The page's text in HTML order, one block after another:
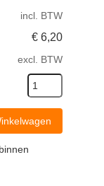
incl. BTW
€ 6,20
excl. BTW